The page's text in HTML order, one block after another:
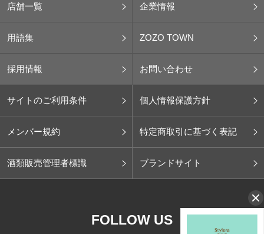
店舗一覧 企業情報
用語集 ZOZO TOWN
採用情報 お問い合わせ
サイトのご利用条件 個人情報保護方針
メンバー規約 特定商取引に基づく表記
酒類販売管理者標識 ブランドサイト
FOLLOW US